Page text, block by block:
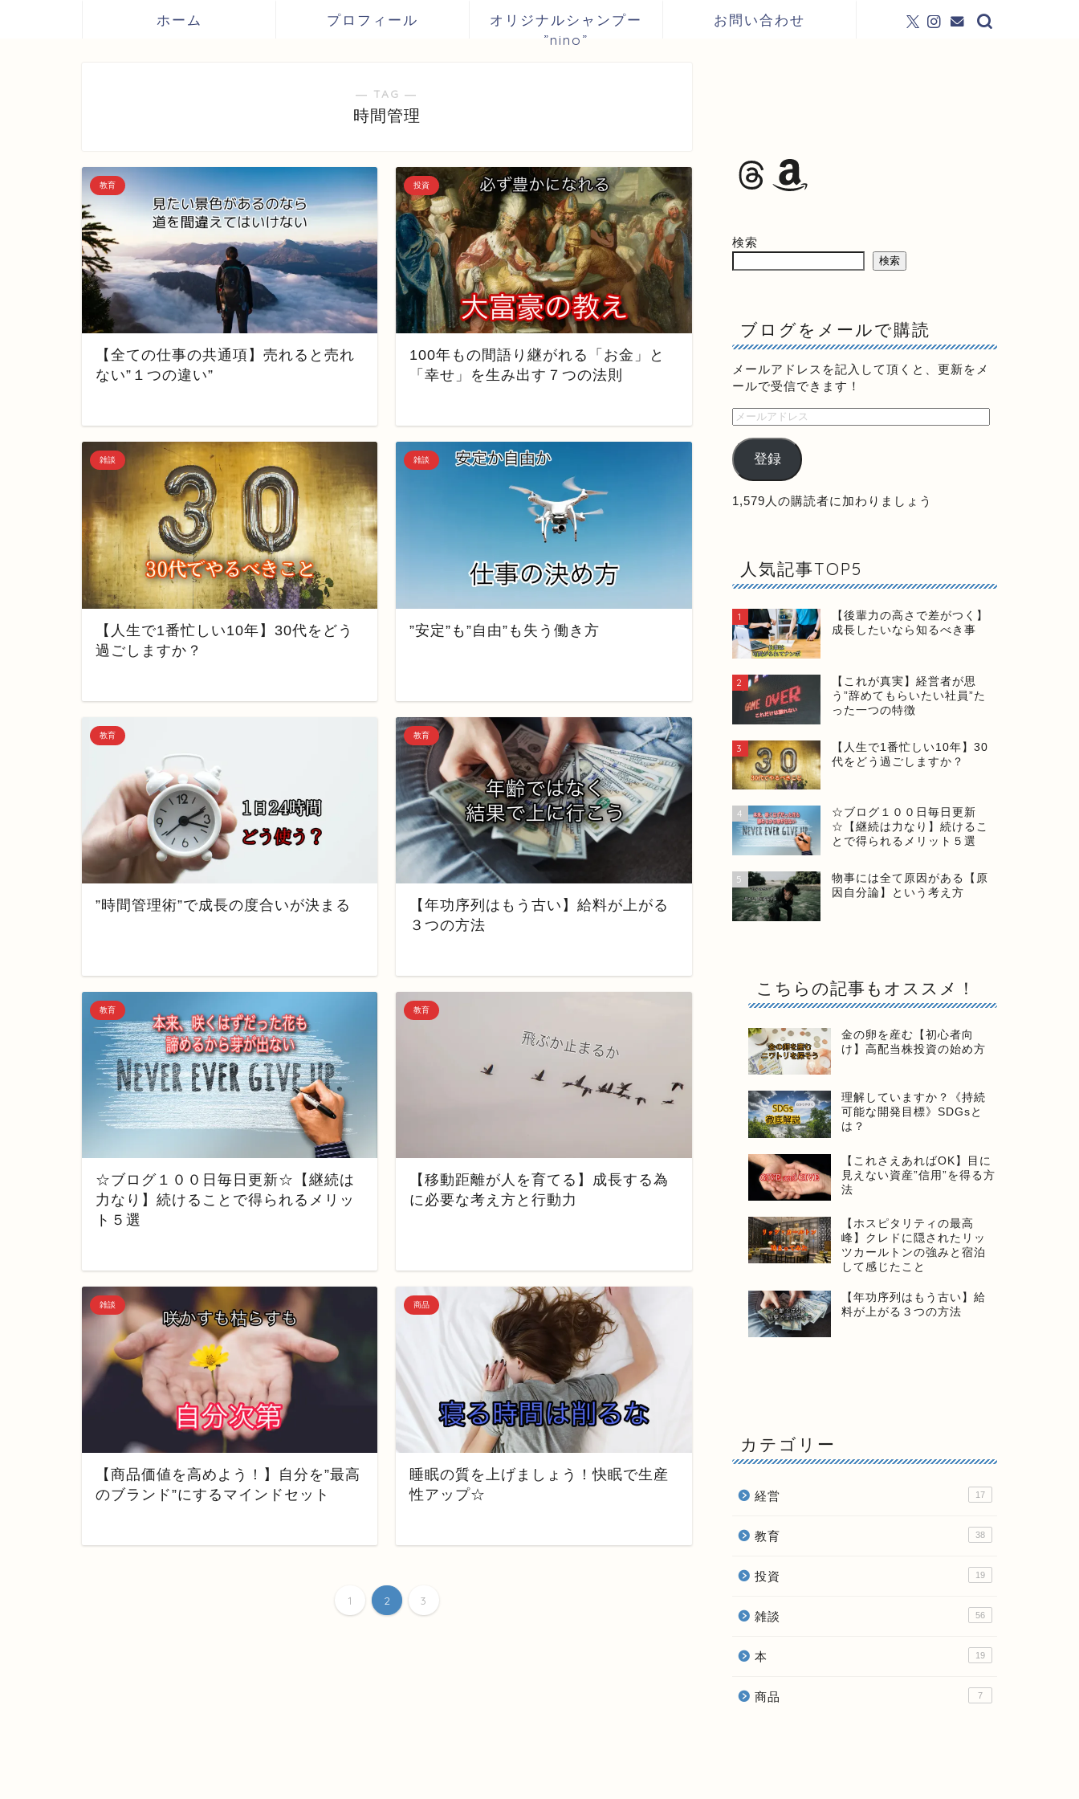
ホーム プロフィール
オリジナルシャンプー
”nino”
お問い合わせ
― TAG ―
時間管理
教育
【全ての仕事の共通項】売れると売れ
ない”１つの違い”
投資
100年もの間語り継がれる「お金」と
「幸せ」を生み出す７つの法則
雑談
【人生で1番忙しい10年】30代をどう
過ごしますか？
雑談
”安定”も”自由”も失う働き方
教育
”時間管理術”で成長の度合いが決まる
教育
【年功序列はもう古い】給料が上がる
３つの方法
教育
☆ブログ１００日毎日更新☆【継続は
力なり】続けることで得られるメリッ
ト５選
教育
【移動距離が人を育てる】成長する為
に必要な考え方と行動力
雑談
【商品価値を高めよう！】自分を”最高
のブランド”にするマインドセット
商品
睡眠の質を上げましょう！快眠で生産
性アップ☆
1 2 3
検索
検索
ブログをメールで購読
メールアドレスを記入して頂くと、更新をメ
ールで受信できます！
登録
1,579人の購読者に加わりましょう
人気記事TOP5
1
【後輩力の高さで差がつく】
成長したいなら知るべき事
2
【これが真実】経営者が思
う”辞めてもらいたい社員”た
った一つの特徴
3
【人生で1番忙しい10年】30
代をどう過ごしますか？
4
☆ブログ１００日毎日更新
☆【継続は力なり】続けるこ
とで得られるメリット５選
5
物事には全て原因がある【原
因自分論】という考え方
こちらの記事もオススメ！
金の卵を産む【初心者向
け】高配当株投資の始め方
理解していますか？《持続
可能な開発目標》SDGsと
は？
【これさえあればOK】目に
見えない資産”信用”を得る方
法
【ホスピタリティの最高
峰】クレドに隠されたリッ
ツカールトンの強みと宿泊
して感じたこと
【年功序列はもう古い】給
料が上がる３つの方法
カテゴリー
経営 17
教育 38
投資 19
雑談 56
本 19
商品 7